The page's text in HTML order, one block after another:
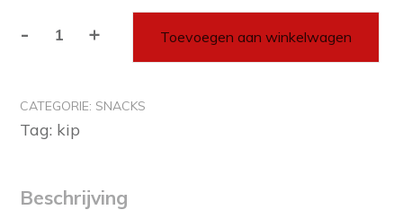
-Kipwokkel
aantal
+ Toevoegen aan winkelwagen
CATEGORIE: SNACKS
Tag: kip
Beschrijving